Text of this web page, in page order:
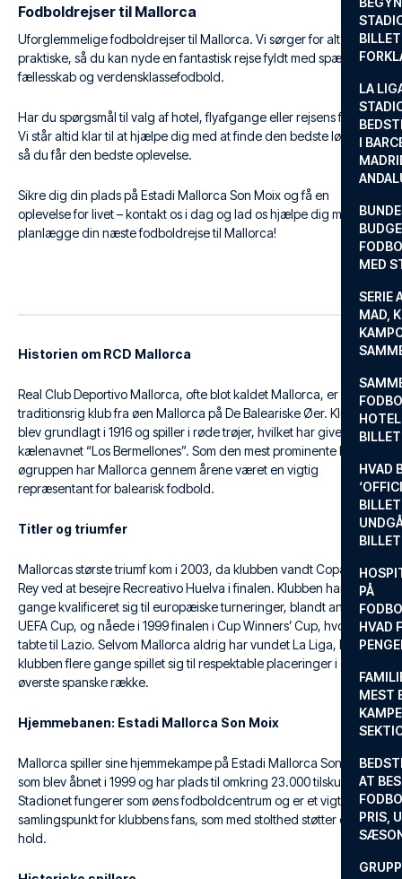
LA
I
MED
SERIE
MAD,
HVAD
PÅ
HVAD
MEST
AT
PRIS,
Fodboldrejser til Mallorca
Uforglemmelige fodboldrejser til Mallorca. Vi sørger for alt det
praktiske, så du kan nyde en fantastisk rejse fyldt med spænding,
fællesskab og verdensklassefodbold.
Har du spørgsmål til valg af hotel, flyafgange eller rejsens forløb?
Vi står altid klar til at hjælpe dig med at finde den bedste løsning,
så du får den bedste oplevelse.
Sikre dig din plads på Estadi Mallorca Son Moix og få en
oplevelse for livet – kontakt os i dag og lad os hjælpe dig med at
planlægge din næste fodboldrejse til Mallorca!
Historien om RCD Mallorca
Real Club Deportivo Mallorca, ofte blot kaldet Mallorca, er en
traditionsrig klub fra øen Mallorca på De Baleariske Øer. Klubben
blev grundlagt i 1916 og spiller i røde trøjer, hvilket har givet dem
kælenavnet “Los Bermellones”. Som den mest prominente klub på
øgruppen har Mallorca gennem årene været en vigtig
repræsentant for balearisk fodbold.
Titler og triumfer
Mallorcas største triumf kom i 2003, da klubben vandt Copa del
Rey ved at besejre Recreativo Huelva i finalen. Klubben har flere
gange kvalificeret sig til europæiske turneringer, blandt andet
UEFA Cup, og nåede i 1999 finalen i Cup Winners’ Cup, hvor de
tabte til Lazio. Selvom Mallorca aldrig har vundet La Liga, har
klubben flere gange spillet sig til respektable placeringer i den
øverste spanske række.
Hjemmebanen: Estadi Mallorca Son Moix
Mallorca spiller sine hjemmekampe på Estadi Mallorca Son Moix,
som blev åbnet i 1999 og har plads til omkring 23.000 tilskuere.
Stadionet fungerer som øens fodboldcentrum og er et vigtigt
samlingspunkt for klubbens fans, som med stolthed støtter deres
hold.